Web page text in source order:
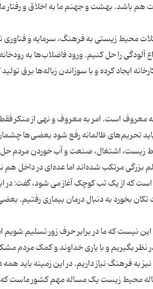
باشد. بهشت و جهنم ما به اخلاق و رفتار
محیط زیستی به فرهنگ، سرمایه و فناوری
آلودگی را حل کنیم. ورود فاضلاب‌ها به
ایجاد کرده و با سوزاندن زباله‌ها برق
تحریم‌های ظالمانه رفع شود بعضی‌ها
زیست، اشتغال، صنعت و آب خوردن مردم حل
است که از یک تب کوچک آغاز می شود، گفت: در
تکان بخورد به دنبال درمان بیماری رفتیم.
نیست که ما در برابر حرف زور تسلیم شویم
به فرهنگ نیاز داریم. در این زمینه باید
محیط زیست یک مساله مهم کشور ماست که